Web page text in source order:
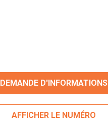
DEMANDE D'INFORMATIONS
AFFICHER LE NUMÉRO